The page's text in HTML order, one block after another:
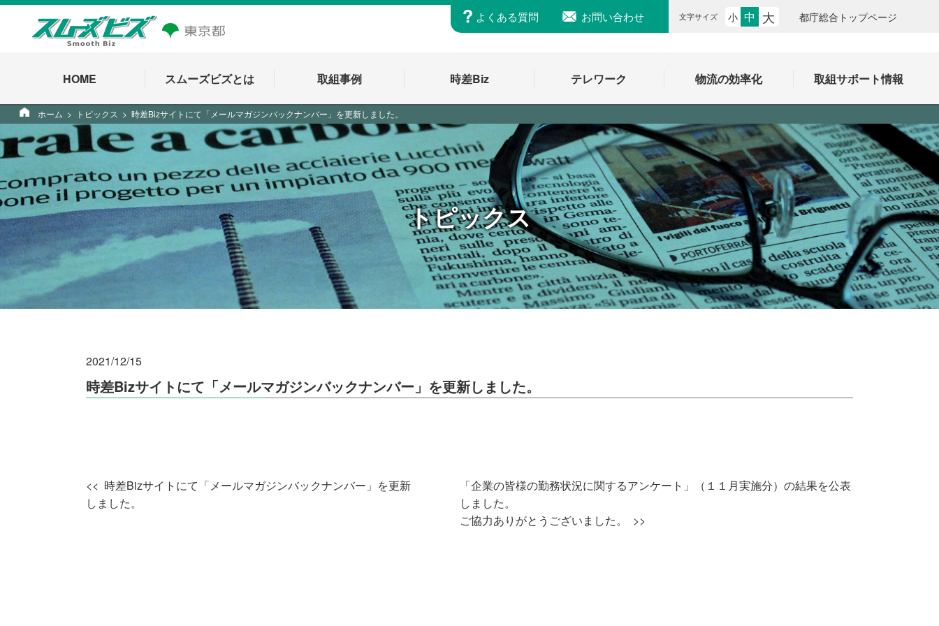
よくある質問 お問い合わせ 文字サイズ 小 中 大 都庁総合トップページ
HOME スムーズビズとは 取組事例 時差Biz テレワーク 物流の効率化 取組サポート情報
ホーム トピックス 時差Bizサイトにて「メールマガジンバックナンバー」を更新しました。
トピックス
2021/12/15
時差Bizサイトにて「メールマガジンバックナンバー」を更新しました。
時差Bizサイトにて「メールマガジンバックナンバー」を更新
しました。
「企業の皆様の勤務状況に関するアンケート」（１１月実施分）の結果を公表
しました。
ご協力ありがとうございました。